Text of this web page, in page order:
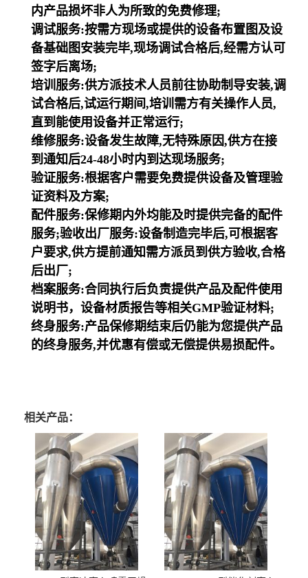
内产品损坏非人为所致的免费修理;
调试服务:按需方现场或提供的设备布置图及设
备基础图安装完毕,现场调试合格后,经需方认可
签字后离场;
培训服务:供方派技术人员前往协助制导安装,调
试合格后,试运行期间,培训需方有关操作人员,
直到能使用设备并正常运行;
维修服务:设备发生故障,无特殊原因,供方在接
到通知后24-48小时内到达现场服务;
验证服务:根据客户需要免费提供设备及管理验
证资料及方案;
配件服务:保修期内外均能及时提供完备的配件
服务;验收出厂服务:设备制造完毕后,可根据客
户要求,供方提前通知需方派员到供方验收,合格
后出厂;
档案服务:合同执行后负责提供产品及配件使用
说明书，设备材质报告等相关GMP验证材料;
终身服务:产品保修期结束后仍能为您提供产品
的终身服务,并优惠有偿或无偿提供易损配件。
相关产品：